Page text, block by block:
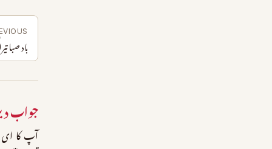
باد صبا
جواب
آپ کا ای